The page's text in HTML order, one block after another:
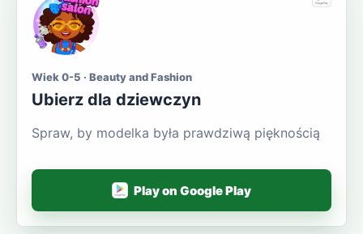
Wiek 0-5 · Beauty and Fashion
Ubierz dla dziewczyn
Spraw, by modelka była prawdziwą pięknością
Play on Google Play